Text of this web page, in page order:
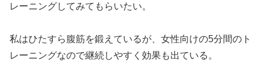
レーニングしてみてもらいたい。
私はひたすら腹筋を鍛えているが、女性向けの5分間のト
レーニングなので継続しやすく効果も出ている。